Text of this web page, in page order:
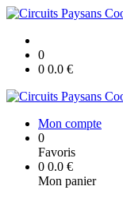
0
0 0.0 €
Mon compte
0
Favoris
0 0.0 €
Mon panier